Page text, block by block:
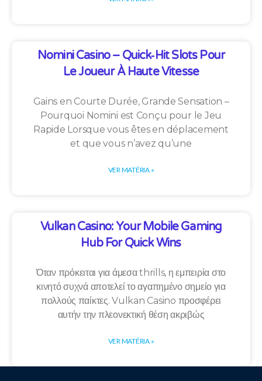
Nomini Casino – Quick‑Hit Slots Pour
Le Joueur À Haute Vitesse
Gains en Courte Durée, Grande Sensation –
Pourquoi Nomini est Conçu pour le Jeu
Rapide Lorsque vous êtes en déplacement
et que vous n’avez qu’une
VER MATÉRIA »
Vulkan Casino: Your Mobile Gaming
Hub For Quick Wins
Όταν πρόκειται για άμεσα thrills, η εμπειρία στο
κινητό συχνά αποτελεί το αγαπημένο σημείο για
πολλούς παίκτες. Vulkan Casino προσφέρει
αυτήν την πλεονεκτική θέση ακριβώς
VER MATÉRIA »